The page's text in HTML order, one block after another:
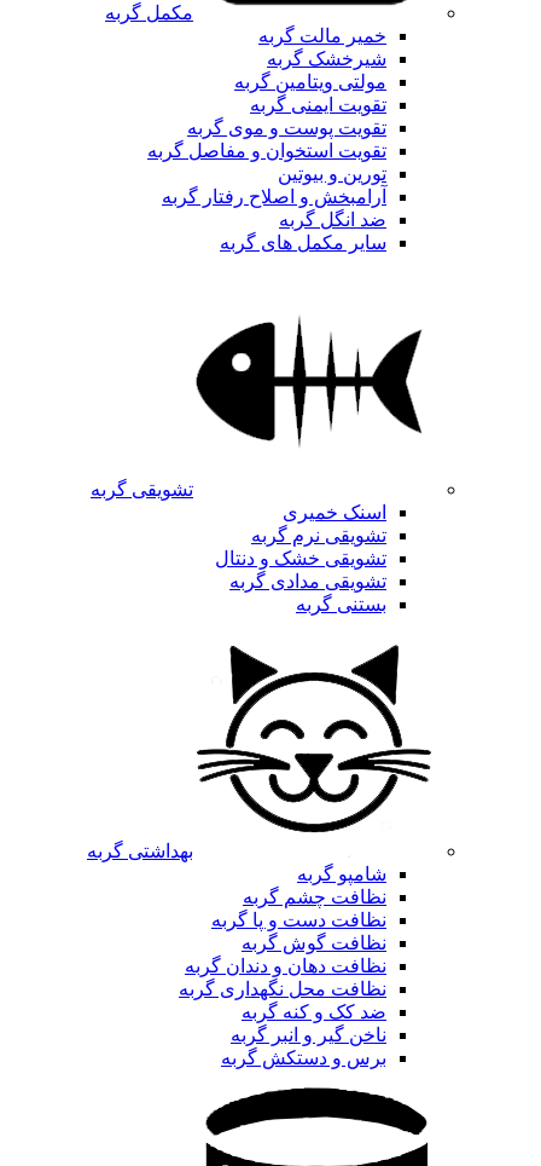
مکمل گربه
خمیر مالت گربه
شیرخشک گربه
مولتی ویتامین گربه
تقویت ایمنی گربه
تقویت پوست و موی گربه
تقویت استخوان و مفاصل گربه
تورین و بیوتین
آرامبخش و اصلاح رفتار گربه
ضد انگل گربه
سایر مکمل های گربه
تشویقی گربه
اسنک خمیری
تشویقی نرم گربه
تشویقی خشک و دنتال
تشویقی مدادی گربه
بستنی گربه
بهداشتی گربه
شامپو گربه
نظافت چشم گربه
نظافت دست و پا گربه
نظافت گوش گربه
نظافت دهان و دندان گربه
نظافت محل نگهداری گربه
ضد کک و کنه گربه
ناخن گیر و انبر گربه
برس و دستکش گربه